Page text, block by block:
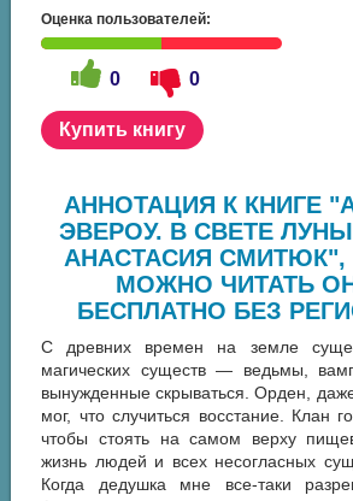
Оценка пользователей:
0 0
Купить книгу
АННОТАЦИЯ К КНИГЕ
ЭВЕРОУ. В СВЕТЕ
АНАСТАСИЯ
МОЖНО ЧИТАТЬ
БЕСПЛАТНО БЕЗ
С древних времен на земле
магических существ — ведьмы,
вынужденные скрываться. Орден,
мог, что случиться восстание. Клан
чтобы стоять на самом верху
жизнь людей и всех несогласных
Когда дедушка мне все-таки